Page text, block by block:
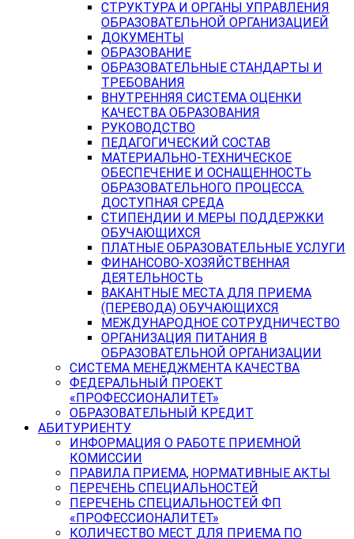
СТРУКТУРА И ОРГАНЫ УПРАВЛЕНИЯ
ОБРАЗОВАТЕЛЬНОЙ ОРГАНИЗАЦИЕЙ
ДОКУМЕНТЫ
ОБРАЗОВАНИЕ
ОБРАЗОВАТЕЛЬНЫЕ СТАНДАРТЫ И
ТРЕБОВАНИЯ
ВНУТРЕННЯЯ СИСТЕМА ОЦЕНКИ
КАЧЕСТВА ОБРАЗОВАНИЯ
РУКОВОДСТВО
ПЕДАГОГИЧЕСКИЙ СОСТАВ
МАТЕРИАЛЬНО-ТЕХНИЧЕСКОЕ
ОБЕСПЕЧЕНИЕ И ОСНАЩЕННОСТЬ
ОБРАЗОВАТЕЛЬНОГО ПРОЦЕССА.
ДОСТУПНАЯ СРЕДА
СТИПЕНДИИ И МЕРЫ ПОДДЕРЖКИ
ОБУЧАЮЩИХСЯ
ПЛАТНЫЕ ОБРАЗОВАТЕЛЬНЫЕ УСЛУГИ
ФИНАНСОВО-ХОЗЯЙСТВЕННАЯ
ДЕЯТЕЛЬНОСТЬ
ВАКАНТНЫЕ МЕСТА ДЛЯ ПРИЕМА
(ПЕРЕВОДА) ОБУЧАЮЩИХСЯ
МЕЖДУНАРОДНОЕ СОТРУДНИЧЕСТВО
ОРГАНИЗАЦИЯ ПИТАНИЯ В
ОБРАЗОВАТЕЛЬНОЙ ОРГАНИЗАЦИИ
СИСТЕМА МЕНЕДЖМЕНТА КАЧЕСТВА
ФЕДЕРАЛЬНЫЙ ПРОЕКТ
«ПРОФЕССИОНАЛИТЕТ»
ОБРАЗОВАТЕЛЬНЫЙ КРЕДИТ
АБИТУРИЕНТУ
ИНФОРМАЦИЯ О РАБОТЕ ПРИЕМНОЙ
КОМИССИИ
ПРАВИЛА ПРИЕМА, НОРМАТИВНЫЕ АКТЫ
ПЕРЕЧЕНЬ СПЕЦИАЛЬНОСТЕЙ
ПЕРЕЧЕНЬ СПЕЦИАЛЬНОСТЕЙ ФП
«ПРОФЕССИОНАЛИТЕТ»
КОЛИЧЕСТВО МЕСТ ДЛЯ ПРИЕМА ПО